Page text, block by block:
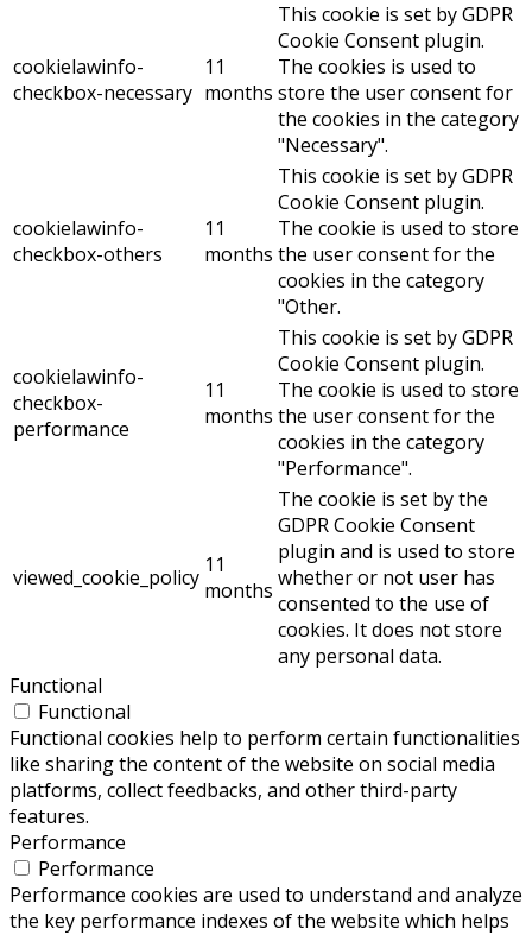
cookielawinfo-
checkbox-necessary
11
months
This cookie is set by GDPR
Cookie Consent plugin.
The cookies is used to
store the user consent for
the cookies in the category
"Necessary".
cookielawinfo-
checkbox-others
11
months
This cookie is set by GDPR
Cookie Consent plugin.
The cookie is used to store
the user consent for the
cookies in the category
"Other.
cookielawinfo-
checkbox-
performance
11
months
This cookie is set by GDPR
Cookie Consent plugin.
The cookie is used to store
the user consent for the
cookies in the category
"Performance".
viewed_cookie_policy 11
months
The cookie is set by the
GDPR Cookie Consent
plugin and is used to store
whether or not user has
consented to the use of
cookies. It does not store
any personal data.
Functional
Functional
Functional cookies help to perform certain functionalities
like sharing the content of the website on social media
platforms, collect feedbacks, and other third-party
features.
Performance
Performance
Performance cookies are used to understand and analyze
the key performance indexes of the website which helps